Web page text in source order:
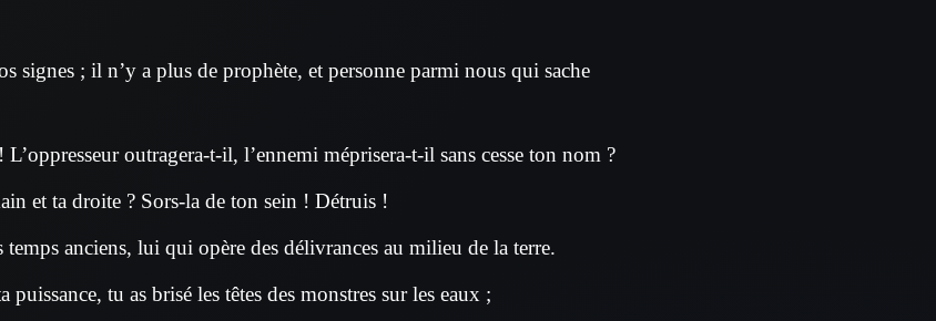
signes ; il n’y a plus de prophète, et personne parmi nous qui sache
outragera-t-il, l’ennemi méprisera-t-il sans cesse ton nom ?
et ta droite ? Sors-la de ton sein ! Détruis !
anciens, lui qui opère des délivrances au milieu de la terre.
puissance, tu as brisé les têtes des monstres sur les eaux ;